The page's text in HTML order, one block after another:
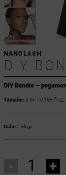
DIY Bonder –
NANOLASH
DIY
Tamaño:5 ml / 0,169 fl oz
Color : Elegir
+